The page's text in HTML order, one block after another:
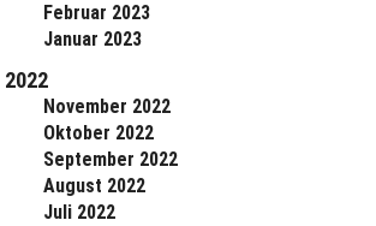
Februar 2023
Januar 2023
2022
November 2022
Oktober 2022
September 2022
August 2022
Juli 2022